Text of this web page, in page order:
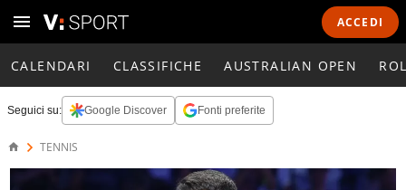
ACCEDI
CALENDARI CLASSIFICHE AUSTRALIAN OPEN
Seguici su: Google Discover Fonti preferite
TENNIS